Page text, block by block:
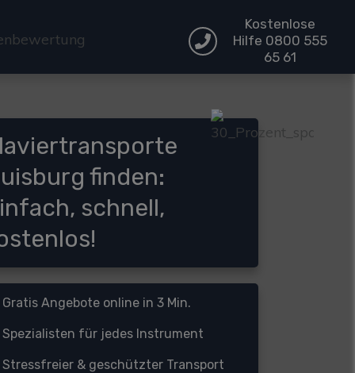
Kostenlose
Hilfe 0800 555
65 61
finden:
schnell,
Gratis Angebote online in 3 Min.
Spezialisten für jedes Instrument
Stressfreier & geschützter Transport